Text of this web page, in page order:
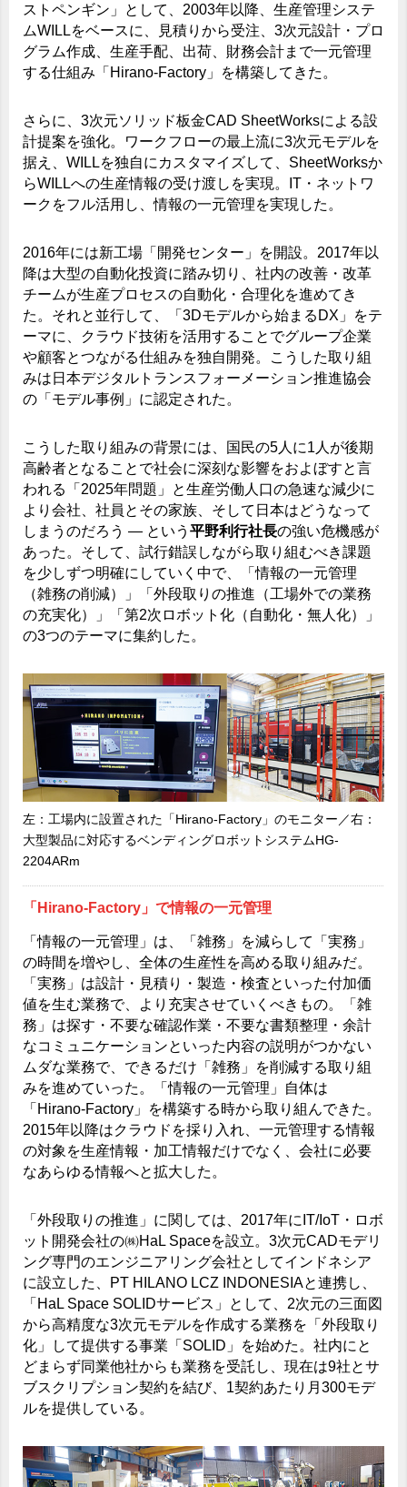
ストペンギン」として、2003年以降、生産管理システ
ムWILLをベースに、見積りから受注、3次元設計・プロ
グラム作成、生産手配、出荷、財務会計まで一元管理
する仕組み「Hirano-Factory」を構築してきた。
さらに、3次元ソリッド板金CAD SheetWorksによる設
計提案を強化。ワークフローの最上流に3次元モデルを
据え、WILLを独自にカスタマイズして、SheetWorksか
らWILLへの生産情報の受け渡しを実現。IT・ネットワ
ークをフル活用し、情報の一元管理を実現した。
2016年には新工場「開発センター」を開設。2017年以
降は大型の自動化投資に踏み切り、社内の改善・改革
チームが生産プロセスの自動化・合理化を進めてき
た。それと並行して、「3Dモデルから始まるDX」をテ
ーマに、クラウド技術を活用することでグループ企業
や顧客とつながる仕組みを独自開発。こうした取り組
みは日本デジタルトランスフォーメーション推進協会
の「モデル事例」に認定された。
こうした取り組みの背景には、国民の5人に1人が後期
高齢者となることで社会に深刻な影響をおよぼすと言
われる「2025年問題」と生産労働人口の急速な減少に
より会社、社員とその家族、そして日本はどうなって
しまうのだろう ― という 平野利行社長の強い危機感が
あった。そして、試行錯誤しながら取り組むべき課題
を少しずつ明確にしていく中で、「情報の一元管理
（雑務の削減）」「外段取りの推進（工場外での業務
の充実化）」「第2次ロボット化（自動化・無人化）」
の3つのテーマに集約した。
左：工場内に設置された「Hirano-Factory」のモニター／右：
大型製品に対応するベンディングロボットシステムHG-
2204ARm
「Hirano-Factory」で情報の一元管理
「情報の一元管理」は、「雑務」を減らして「実務」
の時間を増やし、全体の生産性を高める取り組みだ。
「実務」は設計・見積り・製造・検査といった付加価
値を生む業務で、より充実させていくべきもの。「雑
務」は探す・不要な確認作業・不要な書類整理・余計
なコミュニケーションといった内容の説明がつかない
ムダな業務で、できるだけ「雑務」を削減する取り組
みを進めていった。「情報の一元管理」自体は
「Hirano-Factory」を構築する時から取り組んできた。
2015年以降はクラウドを採り入れ、一元管理する情報
の対象を生産情報・加工情報だけでなく、会社に必要
なあらゆる情報へと拡大した。
「外段取りの推進」に関しては、2017年にIT/IoT・ロボ
ット開発会社の㈱HaL Spaceを設立。3次元CADモデリ
ング専門のエンジニアリング会社としてインドネシア
に設立した、PT HILANO LCZ INDONESIAと連携し、
「HaL Space SOLIDサービス」として、2次元の三面図
から高精度な3次元モデルを作成する業務を「外段取り
化」して提供する事業「SOLID」を始めた。社内にと
どまらず同業他社からも業務を受託し、現在は9社とサ
ブスクリプション契約を結び、1契約あたり月300モデ
ルを提供している。